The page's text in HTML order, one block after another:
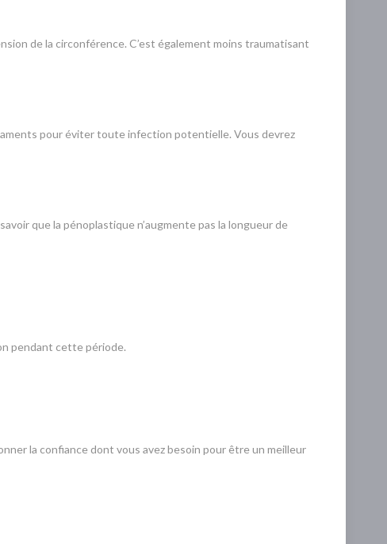
de la circonférence. C’est également moins traumatisant
pour éviter toute infection potentielle. Vous devrez
que la pénoplastique n’augmente pas la longueur de
pendant cette période.
la confiance dont vous avez besoin pour être un meilleur